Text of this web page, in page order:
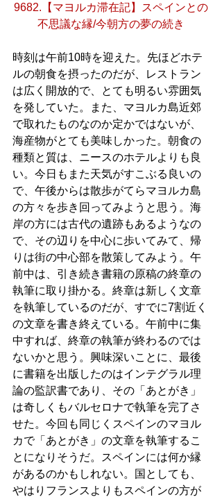
9682.【マヨルカ滞在記】スペインとの
不思議な縁/今朝方の夢の続き
時刻は午前10時を迎えた。先ほどホテ
ルの朝食を摂ったのだが、レストラン
は広く開放的で、とても明るい雰囲気
を発していた。また、マヨルカ島近郊
で取れたものなのか定かではないが、
海産物がとても美味しかった。朝食の
種類と質は、ニースのホテルよりも良
い。今日もまた天気がすこぶる良いの
で、午後からは散歩がてらマヨルカ島
の方々を歩き回ってみようと思う。海
岸の方には古代の遺跡もあるようなの
で、その辺りを中心に歩いてみて、帰
りは街の中心部を散策してみよう。午
前中は、引き続き書籍の原稿の終章の
執筆に取り掛かる。終章は新しく文章
を執筆しているのだが、すでに7割近く
の文章を書き終えている。午前中に集
中すれば、終章の執筆が終わるのでは
ないかと思う。興味深いことに、最後
に書籍を出版したのはインテグラル理
論の監訳書であり、その「あとがき」
は奇しくもバルセロナで執筆を完了さ
せた。今回も同じくスペインのマヨル
カで「あとがき」の文章を執筆するこ
とになりそうだ。スペインには何か縁
があるのかもしれない。国としても、
やはりフランスよりもスペインの方が